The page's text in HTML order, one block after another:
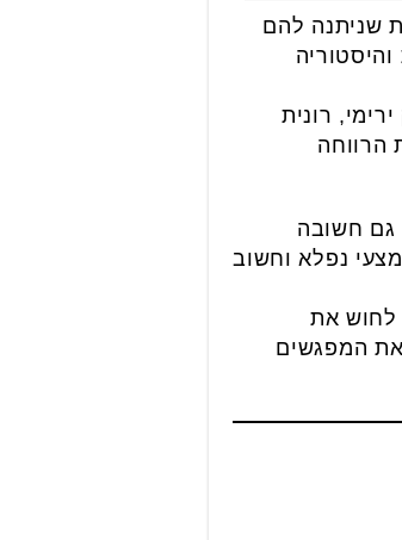
שניתנה להם
רונית
הרווחה
גם חשובה
נפלא וחשוב
לחוש את
את המפגשים